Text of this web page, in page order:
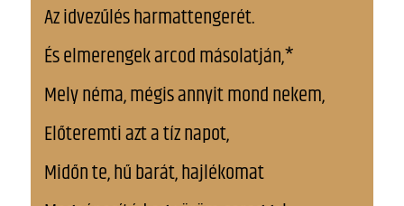
Az idvezűlés harmattengerét.
És elmerengek arcod másolatján,*
Mely néma, mégis annyit mond nekem,
Előteremti azt a tíz napot,
Midőn te, hű barát, hajlékomat